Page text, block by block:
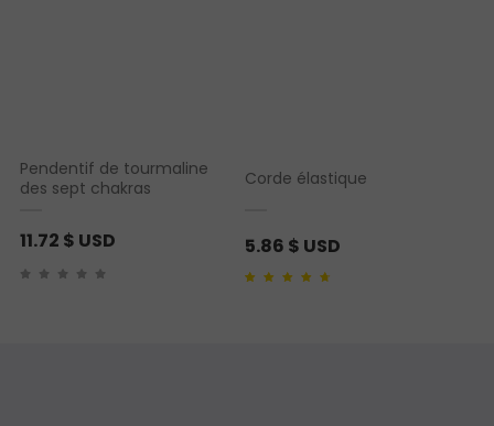
Pendentif de tourmaline
des sept chakras
11.72 $ USD
Corde élastique
5.86 $ USD